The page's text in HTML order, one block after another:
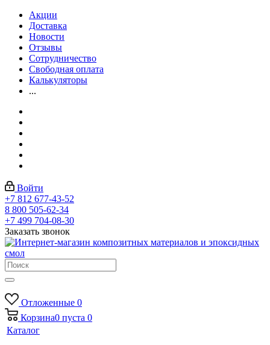
Акции
Доставка
Новости
Отзывы
Сотрудничество
Свободная оплата
Калькуляторы
...
Войти
+7 812 677-43-52
8 800 505-62-34
+7 499 704-08-30
Заказать звонок
Отложенные 0
Корзина0 пуста 0
Каталог